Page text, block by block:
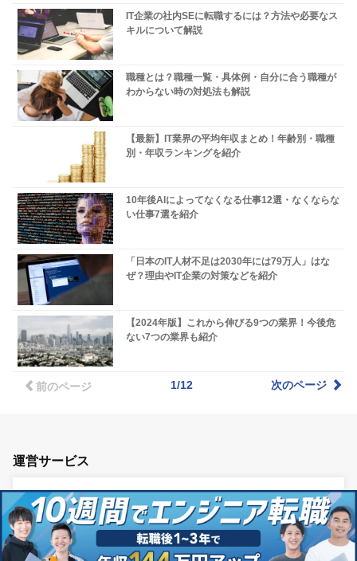
IT企業の社内SEに転職するには？方法や必要なス
キルについて解説
職種とは？職種一覧・具体例・自分に合う職種が
わからない時の対処法も解説
【最新】IT業界の平均年収まとめ！年齢別・職種
別・年収ランキングを紹介
10年後AIによってなくなる仕事12選・なくならな
い仕事7選を紹介
「日本のIT人材不足は2030年には79万人」はな
ぜ？理由やIT企業の対策などを紹介
【2024年版】これから伸びる9つの業界！今後危
ない7つの業界も紹介
前のページ 1/12 次のページ
運営サービス